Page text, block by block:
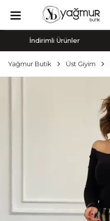
İndirimli Ürünler
Yağmur Butik Üst Giyim